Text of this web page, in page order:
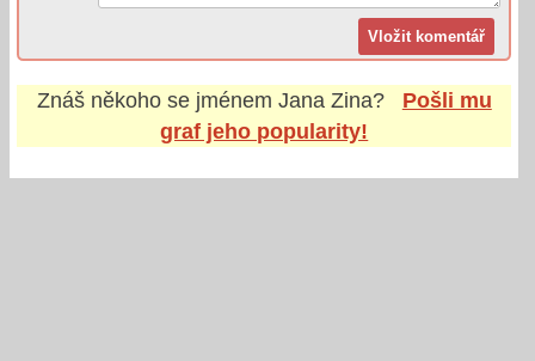
Znáš někoho se jménem Jana Zina?
Pošli mu
graf jeho popularity!